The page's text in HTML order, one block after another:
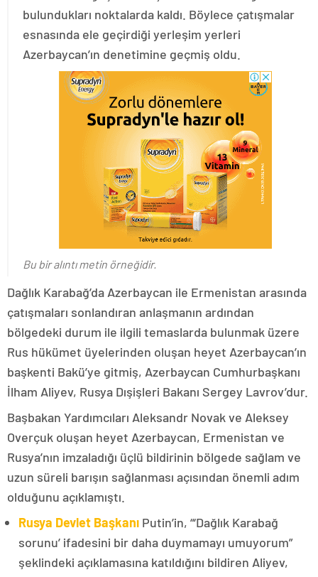
bulundukları noktalarda kaldı. Böylece çatışmalar
esnasında ele geçirdiği yerleşim yerleri
Azerbaycan’ın denetimine geçmiş oldu.
Bu bir alıntı metin örneğidir.
Dağlık Karabağ’da Azerbaycan ile Ermenistan arasında
çatışmaları sonlandıran anlaşmanın ardından
bölgedeki durum ile ilgili temaslarda bulunmak üzere
Rus hükümet üyelerinden oluşan heyet Azerbaycan’ın
başkenti Bakü’ye gitmiş, Azerbaycan Cumhurbaşkanı
İlham Aliyev, Rusya Dışişleri Bakanı Sergey Lavrov’dur.
Başbakan Yardımcıları Aleksandr Novak ve Aleksey
Overçuk oluşan heyet Azerbaycan, Ermenistan ve
Rusya’nın imzaladığı üçlü bildirinin bölgede sağlam ve
uzun süreli barışın sağlanması açısından önemli adım
olduğunu açıklamıştı.
Rusya Devlet Başkanı Putin’in, “‘Dağlık Karabağ
sorunu’ ifadesini bir daha duymamayı umuyorum”
şeklindeki açıklamasına katıldığını bildiren Aliyev,